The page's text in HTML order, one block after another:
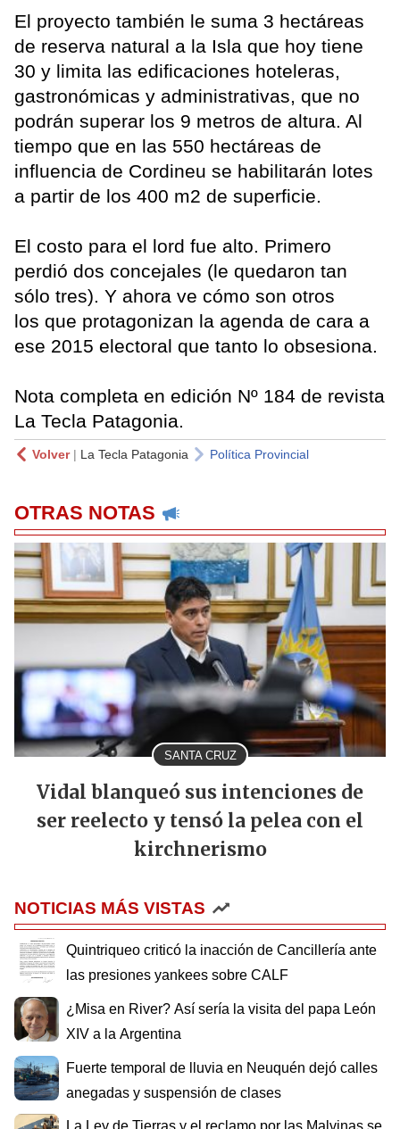
El proyecto también le suma 3 hectáreas
de reserva natural a la Isla que hoy tiene
30 y limita las edificaciones hoteleras,
gastronómicas y administrativas, que no
podrán superar los 9 metros de altura. Al
tiempo que en las 550 hectáreas de
influencia de Cordineu se habilitarán lotes
a partir de los 400 m2 de superficie.
El costo para el lord fue alto. Primero
perdió dos concejales (le quedaron tan
sólo tres). Y ahora ve cómo son otros
los que protagonizan la agenda de cara a
ese 2015 electoral que tanto lo obsesiona.
Nota completa en edición Nº 184 de revista
La Tecla Patagonia.
Volver| La Tecla Patagonia Política Provincial
OTRAS NOTAS
SANTA CRUZ
Vidal blanqueó sus intenciones de
ser reelecto y tensó la pelea con el
kirchnerismo
NOTICIAS MÁS VISTAS
Quintriqueo criticó la inacción de Cancillería ante
las presiones yankees sobre CALF
¿Misa en River? Así sería la visita del papa León
XIV a la Argentina
Fuerte temporal de lluvia en Neuquén dejó calles
anegadas y suspensión de clases